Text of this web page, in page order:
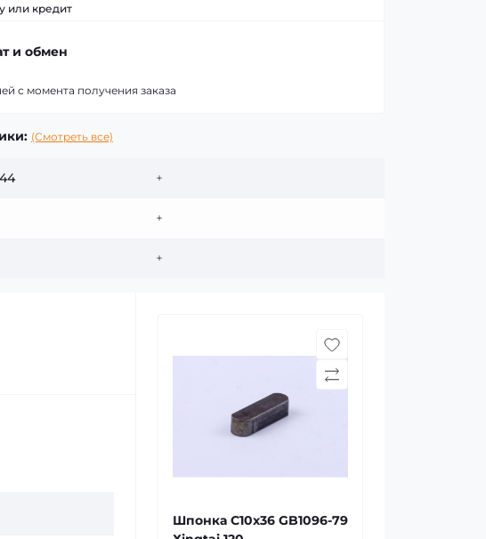
или кредит
и обмен
с момента получения заказа
(Смотреть все)
+
+
+
Шпонка С10х36 GB1096-79